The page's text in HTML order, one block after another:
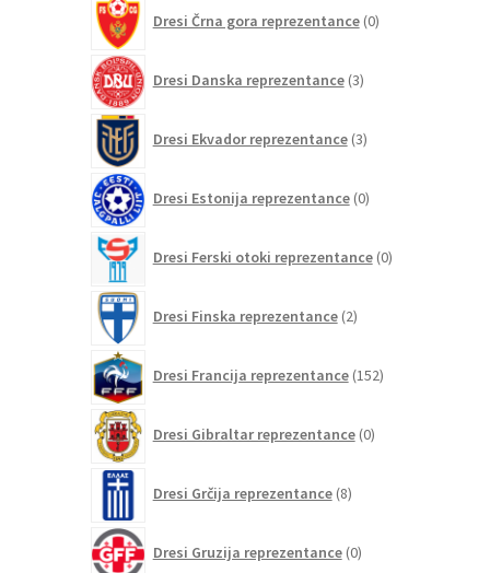
Dresi Črna gora reprezentance 0izdelkov
Dresi Danska reprezentance 3izdelki
Dresi Ekvador reprezentance 3izdelki
Dresi Estonija reprezentance 0izdelkov
Dresi Ferski otoki reprezentance 0izdelkov
Dresi Finska reprezentance 2izdelka
Dresi Francija reprezentance 152izdelkov
Dresi Gibraltar reprezentance 0izdelkov
Dresi Grčija reprezentance 8izdelkov
Dresi Gruzija reprezentance 0izdelkov